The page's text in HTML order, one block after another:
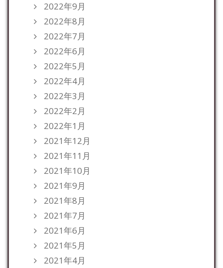
2022年9月
2022年8月
2022年7月
2022年6月
2022年5月
2022年4月
2022年3月
2022年2月
2022年1月
2021年12月
2021年11月
2021年10月
2021年9月
2021年8月
2021年7月
2021年6月
2021年5月
2021年4月